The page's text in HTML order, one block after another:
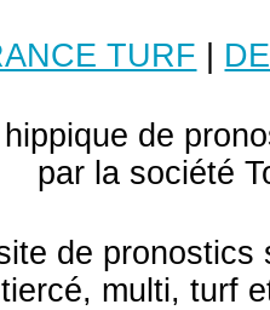
TURF
de
par la société
de pronostics
multi, turf